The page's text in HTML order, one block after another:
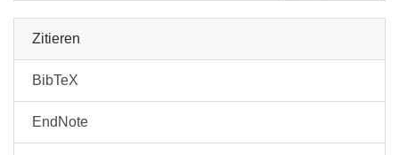
Zitieren
BibTeX
EndNote